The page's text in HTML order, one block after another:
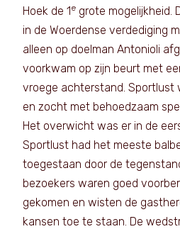
Hoek de 1e grote mogelijkheid.
in de Woerdense verdediging
alleen op doelman Antonioli
voorkwam op zijn beurt met
vroege achterstand. Sportlust
en zocht met behoedzaam
Het overwicht was er in de
Sportlust had het meeste
toegestaan door de
bezoekers waren goed
gekomen en wisten de
kansen toe te staan. De